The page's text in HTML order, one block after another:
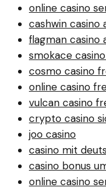
online casino
cashwin casino
flagman casino
smokace
cosmo casino
online casino
vulcan casino
crypto casino
joo casino
casino mit
casino bonus
online casino